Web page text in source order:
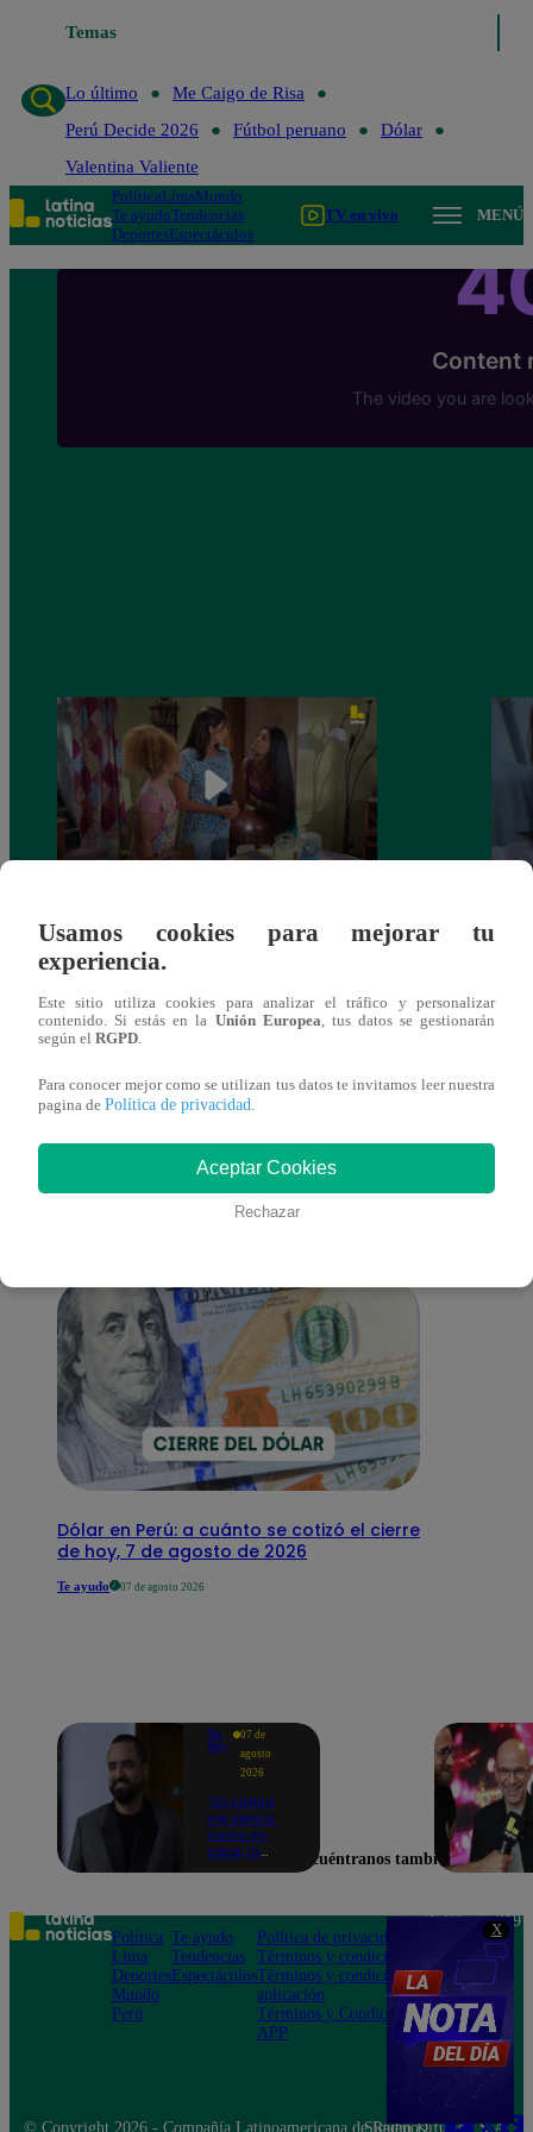
X
Temas
Lo último
Me Caigo de Risa
Perú Decide 2026
Fútbol peruano
Dólar
Valentina Valiente
PolíticaLimaMundo
Te ayudoTendencias
DeportesEspectáculos
TV en vivo MENÚ
Valentina Valiente capítulo 44: Kathy y
Jenny atan cabos sobre la relación entre
Elsa y Wilfredo!
También te puede
interesar
Dólar en Perú: a cuánto se cotizó el cierre
de hoy, 7 de agosto de 2026
Te ayudo 07 de agosto 2026
Yo
Soy
07 de
agosto
2026
"En Latina
me siento
como en
casa, lo
emocionado
por estreno
de Yo Soy
2026
Usamos cookies para mejorar tu
experiencia.
Este sitio utiliza cookies para analizar el tráfico y personalizar
contenido. Si estás en la Unión Europea, tus datos se gestionarán
según el RGPD.
Para conocer mejor como se utilizan tus datos te invitamos leer nuestra
pagina de Política de privacidad.
Aceptar Cookies
Rechazar
Encuéntranos también en
Política
Lima
Deportes
Mundo
Perú
Te ayudo
Tendencias
Espectáculos
Política de privacidad
Términos y condiciones
Términos y condiciones
aplicación
Términos y Condiciones
APP
Teléfono: 219
Av. San
Felipe 968
Jesús María
© Copyright 2026 - Compañía Latinoamericana de Radio Difusión S.A.
Síguenos